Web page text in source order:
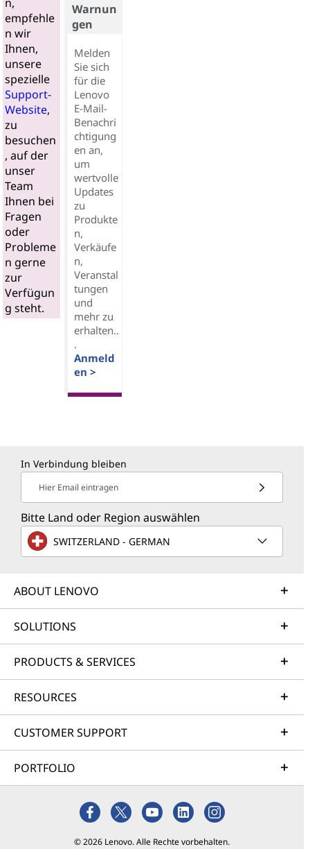
n,
empfehle
n wir
Ihnen,
unsere
spezielle
Support-
Website,
zu
besuchen
, auf der
unser
Team
Ihnen bei
Fragen
oder
Probleme
n gerne
zur
Verfügun
g steht.
Warnun
gen
Melden
Sie sich
für die
Lenovo
E-Mail-
Benachri
chtigung
en an,
um
wertvolle
Updates
zu
Produkte
n,
Verkäufe
n,
Veranstal
tungen
und
mehr zu
erhalten..
.
Anmeld
en >
In Verbindung bleiben
Hier Email eintragen
Bitte Land oder Region auswählen
SWITZERLAND - GERMAN
ABOUT LENOVO
SOLUTIONS
PRODUCTS & SERVICES
RESOURCES
CUSTOMER SUPPORT
PORTFOLIO
© 2026 Lenovo. Alle Rechte vorbehalten.